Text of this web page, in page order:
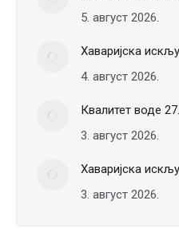
5. август 2026.
Хаваријска
4. август 2026.
Квалитет воде
3. август 2026.
Хаваријска
3. август 2026.